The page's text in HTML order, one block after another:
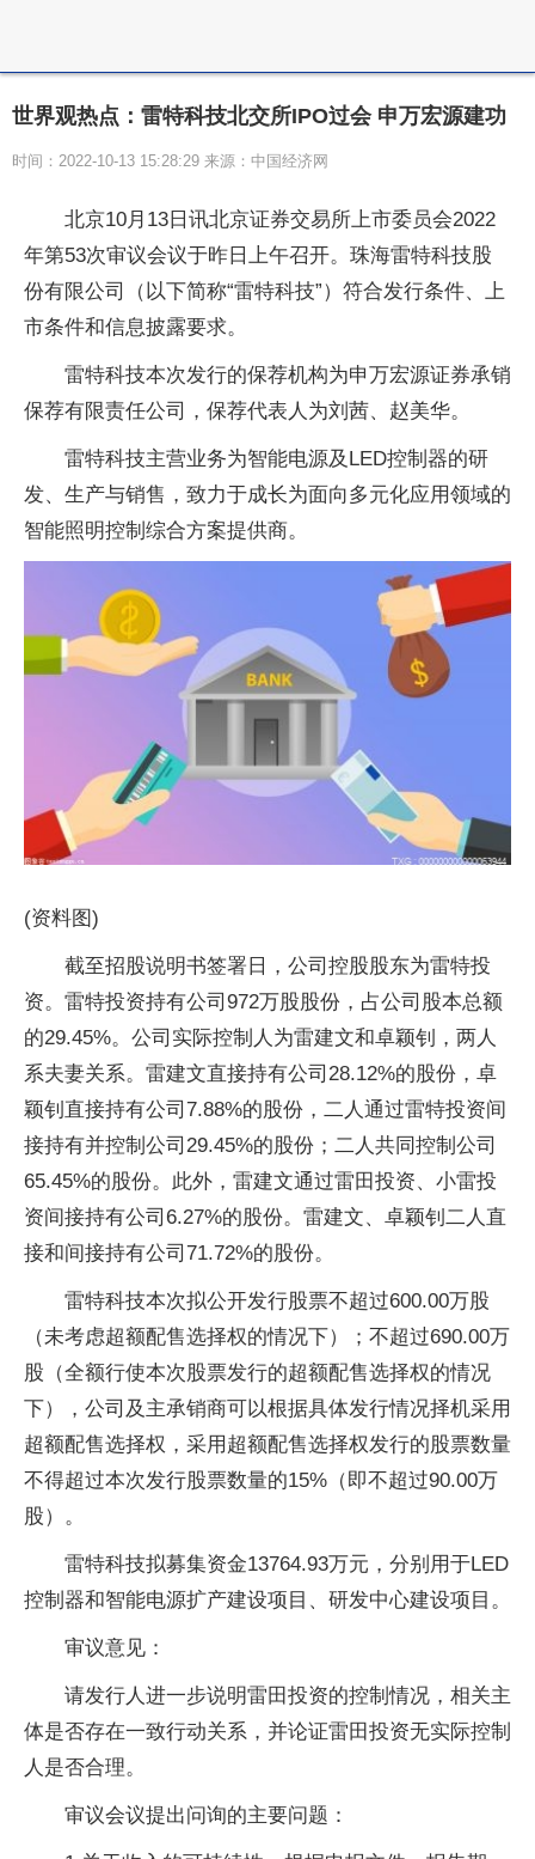
世界观热点：雷特科技北交所IPO过会 申万宏源建功
时间：2022-10-13 15:28:29 来源：中国经济网
北京10月13日讯北京证券交易所上市委员会2022
年第53次审议会议于昨日上午召开。珠海雷特科技股
份有限公司（以下简称“雷特科技”）符合发行条件、上
市条件和信息披露要求。
雷特科技本次发行的保荐机构为申万宏源证券承销
保荐有限责任公司，保荐代表人为刘茜、赵美华。
雷特科技主营业务为智能电源及LED控制器的研
发、生产与销售，致力于成长为面向多元化应用领域的
智能照明控制综合方案提供商。
(资料图)
截至招股说明书签署日，公司控股股东为雷特投
资。雷特投资持有公司972万股股份，占公司股本总额
的29.45%。公司实际控制人为雷建文和卓颖钊，两人
系夫妻关系。雷建文直接持有公司28.12%的股份，卓
颖钊直接持有公司7.88%的股份，二人通过雷特投资间
接持有并控制公司29.45%的股份；二人共同控制公司
65.45%的股份。此外，雷建文通过雷田投资、小雷投
资间接持有公司6.27%的股份。雷建文、卓颖钊二人直
接和间接持有公司71.72%的股份。
雷特科技本次拟公开发行股票不超过600.00万股
（未考虑超额配售选择权的情况下）；不超过690.00万
股（全额行使本次股票发行的超额配售选择权的情况
下），公司及主承销商可以根据具体发行情况择机采用
超额配售选择权，采用超额配售选择权发行的股票数量
不得超过本次发行股票数量的15%（即不超过90.00万
股）。
雷特科技拟募集资金13764.93万元，分别用于LED
控制器和智能电源扩产建设项目、研发中心建设项目。
审议意见：
请发行人进一步说明雷田投资的控制情况，相关主
体是否存在一致行动关系，并论证雷田投资无实际控制
人是否合理。
审议会议提出问询的主要问题：